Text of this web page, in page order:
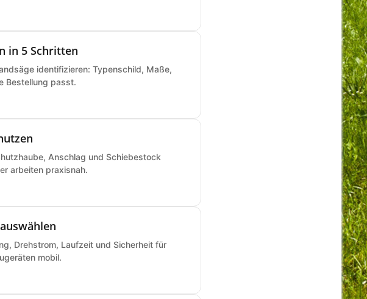
in 5 Schritten
identifizieren: Typenschild, Maße,
Bestellung passt.
Anschlag und Schiebestock
arbeiten praxisnah.
Drehstrom, Laufzeit und Sicherheit für
mobil.